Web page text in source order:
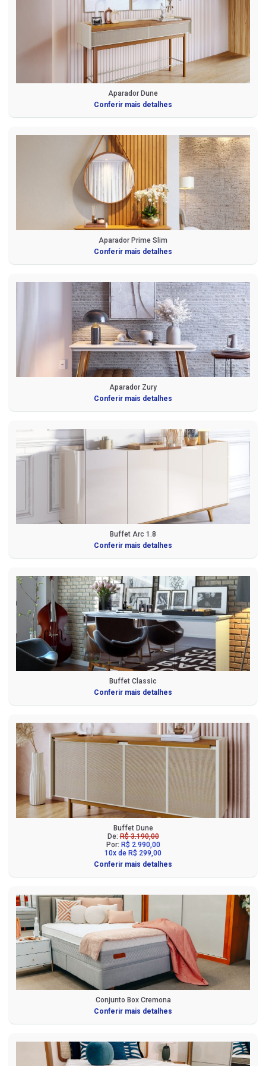
Aparador Dune
Conferir mais detalhes
Aparador Prime Slim
Conferir mais detalhes
Aparador Zury
Conferir mais detalhes
Buffet Arc 1.8
Conferir mais detalhes
Buffet Classic
Conferir mais detalhes
Buffet Dune
De:R$ 3.190,00
Por: R$ 2.990,00
10x de R$ 299,00
Conferir mais detalhes
Conjunto Box Cremona
Conferir mais detalhes